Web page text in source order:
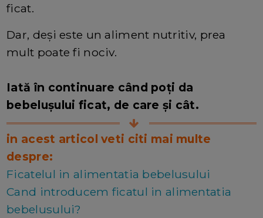
ficat.
Dar, deși este un aliment nutritiv, prea
mult poate fi nociv.
Iată în continuare când poți da
bebelușului ficat, de care și cât.
in acest articol veti citi mai multe
despre:
Ficatelul in alimentatia bebelusului
Cand introducem ficatul in alimentatia
bebelusului?